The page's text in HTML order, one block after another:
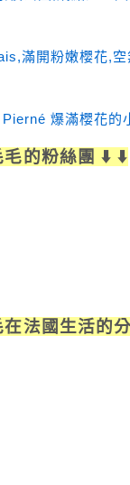
滿開粉嫩櫻花,
爆滿櫻花的
的粉絲團 ⬇️ ⬇️
法國生活的